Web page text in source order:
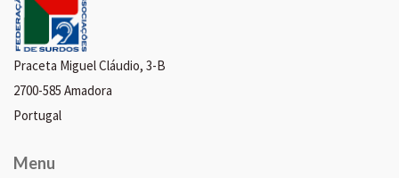
Praceta Miguel Cláudio, 3-B
2700-585 Amadora
Portugal
Menu